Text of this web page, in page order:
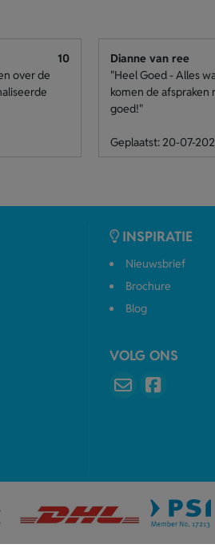
10
over de
Dianne van ree
"Heel Goed - Alles
komen de afspraken
goed!"
Geplaatst: 20-07-
INSPIRATIE
Nieuwsbrief
Brochure
Blog
VOLG ONS